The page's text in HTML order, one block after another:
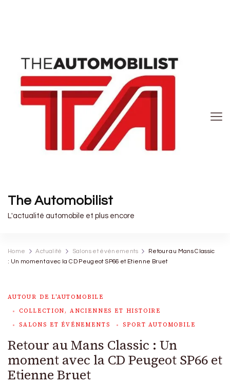
The Automobilist
L'actualité automobile et plus encore
Home Actualité Salons et événements
Retour au Mans Classic
: Un moment avec la CD Peugeot SP66 et Etienne Bruet
AUTOUR DE L'AUTOMOBILE
COLLECTION, ANCIENNES ET HISTOIRE
SALONS ET ÉVÉNEMENTS
SPORT AUTOMOBILE
Retour au Mans Classic : Un
moment avec la CD Peugeot SP66 et
Etienne Bruet